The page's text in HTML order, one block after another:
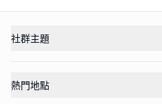
社群主題
熱門地點